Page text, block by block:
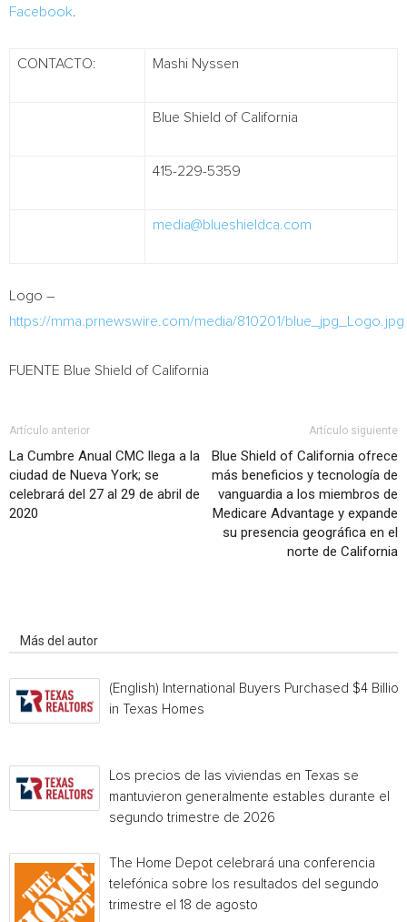
Facebook
CONTACTO: Mashi Nyssen
Blue Shield of California
415-229-5359
media@blueshieldca.com
Logo –
https://mma.prnewswire.com/media/810201/blue_jpg_Logo.jpg
FUENTE Blue Shield of California
Artículo anterior
La Cumbre Anual CMC llega a la
ciudad de Nueva York; se
celebrará del 27 al 29 de abril de
2020
Artículo siguiente
Blue Shield of California ofrece
más beneficios y tecnología de
vanguardia a los miembros de
Medicare Advantage y expande
su presencia geográfica en el
norte de California
Más del autor
(English) International Buyers Purchased $4 Billion
in Texas Homes
Los precios de las viviendas en Texas se
mantuvieron generalmente estables durante el
segundo trimestre de 2026
The Home Depot celebrará una conferencia
telefónica sobre los resultados del segundo
trimestre el 18 de agosto